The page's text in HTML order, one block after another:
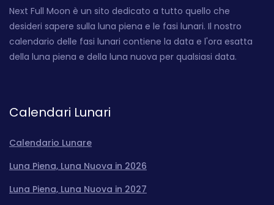
Next Full Moon è un sito dedicato a tutto quello che
desideri sapere sulla luna piena e le fasi lunari. Il nostro
calendario delle fasi lunari contiene la data e l'ora esatta
della luna piena e della luna nuova per qualsiasi data.
Calendari Lunari
Calendario Lunare
Luna Piena, Luna Nuova in 2026
Luna Piena, Luna Nuova in 2027